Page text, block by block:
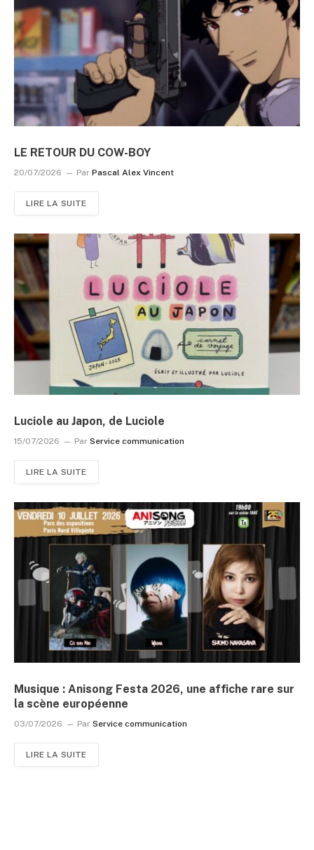
LE RETOUR DU COW-BOY
20/07/2026 Par Pascal Alex Vincent
LIRE LA SUITE
Luciole au Japon, de Luciole
15/07/2026 Par Service communication
LIRE LA SUITE
Musique : Anisong Festa 2026, une affiche rare sur
la scène européenne
03/07/2026 Par Service communication
LIRE LA SUITE